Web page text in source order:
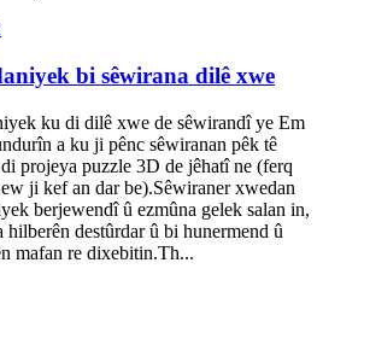
bi sêwirana dilê xwe
ku di dilê xwe de sêwirandî ye Em
a ku ji pênc sêwiranan pêk tê
projeya puzzle 3D de jêhatî ne (ferq
ji kef an dar be).Sêwiraner xwedan
berjewendî û ezmûna gelek salan in,
hilberên destûrdar û bi hunermend û
mafan re dixebitin.Th...